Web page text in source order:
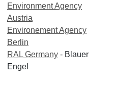
Environment Agency
Austria
Environement Agency
Berlin
RAL Germany - Blauer
Engel